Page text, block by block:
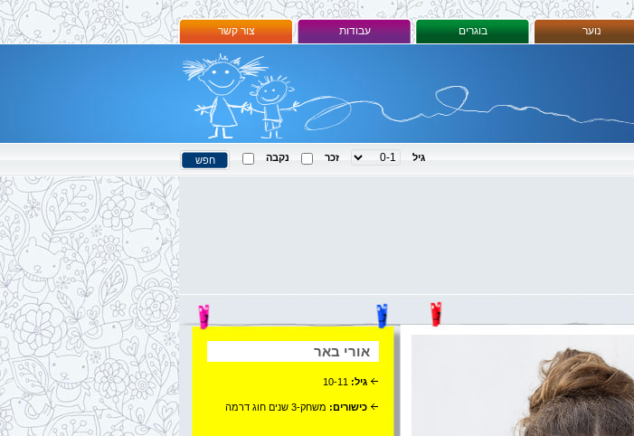
נוער בוגרים עבודות
צור קשר
גיל זכר נקבה
אורי באר
גיל: 10-11
כישורים: משחק-3 שנים חוג דרמה